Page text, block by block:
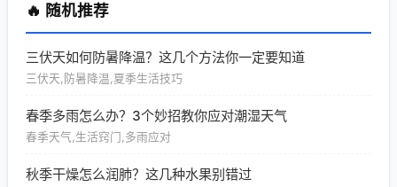
🔥 随机推荐
三伏天如何防暑降温？这几个方法你一定要知道
三伏天,防暑降温,夏季生活技巧
春季多雨怎么办？3个妙招教你应对潮湿天气
春季天气,生活窍门,多雨应对
秋季干燥怎么润肺？这几种水果别错过